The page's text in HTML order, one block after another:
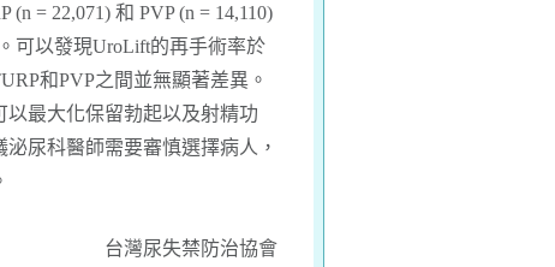
= 22,071) 和 PVP (n = 14,110)
可以發現UroLift的再手術率於
和PVP之間並無顯著差異。
最大化保留勃起以及射精功
尿科醫師需要審慎選擇病人，
台灣尿失禁防治協會